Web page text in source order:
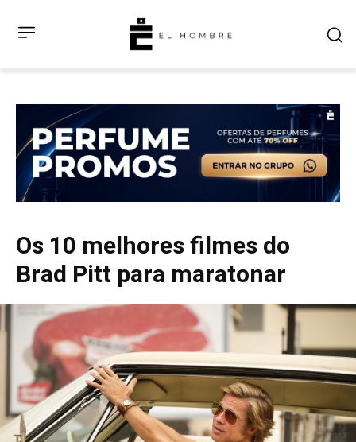
Os 10 melhores filmes do
Brad Pitt para maratonar